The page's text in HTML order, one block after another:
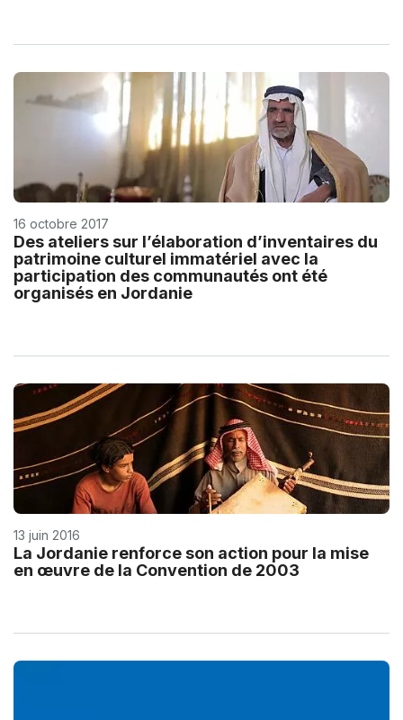
16 octobre 2017
Des ateliers sur l’élaboration d’inventaires du
patrimoine culturel immatériel avec la
participation des communautés ont été
organisés en Jordanie
13 juin 2016
La Jordanie renforce son action pour la mise
en œuvre de la Convention de 2003